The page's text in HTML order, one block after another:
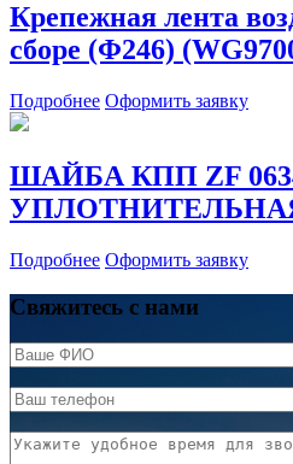
Крепежная лента
сборе (Φ246)
Подробнее Оформить заявку
ШАЙБА КПП ZF 0634
Подробнее Оформить заявку
Свяжитесь с нами